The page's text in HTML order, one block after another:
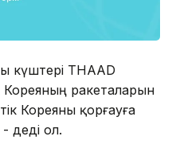
күштері THAAD
Кореяның ракеталарын
Кореяны қорғауға
деді ол.